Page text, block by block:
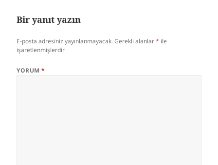
Bir yanıt yazın
E-posta adresiniz yayınlanmayacak. Gerekli alanlar* ile
işaretlenmişlerdir
YORUM*